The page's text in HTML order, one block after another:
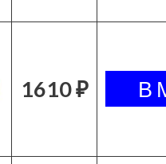
1610 ₽